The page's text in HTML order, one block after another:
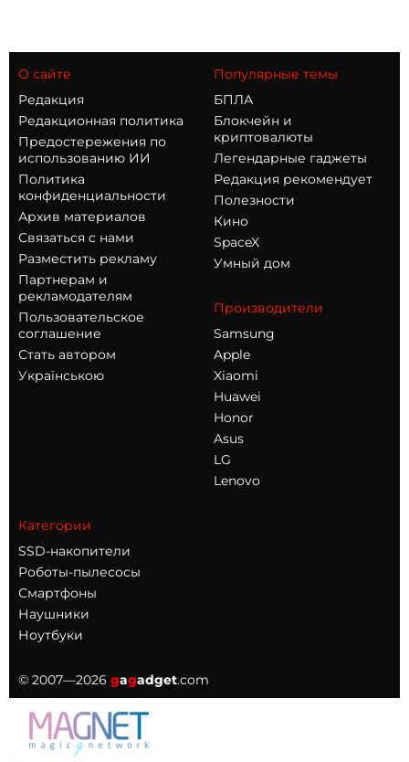
О сайте
Редакция
Редакционная политика
Предостережения по
использованию ИИ
Политика
конфиденциальности
Архив материалов
Связаться с нами
Разместить рекламу
Партнерам и
рекламодателям
Пользовательское
соглашение
Стать автором
Українською
Популярные темы
БПЛА
Блокчейн и
криптовалюты
Легендарные гаджеты
Редакция рекомендует
Полезности
Кино
SpaceX
Умный дом
Производители
Samsung
Apple
Xiaomi
Huawei
Honor
Asus
LG
Lenovo
Категории
SSD-накопители
Роботы-пылесосы
Смартфоны
Наушники
Ноутбуки
© 2007—2026 gagadget.com